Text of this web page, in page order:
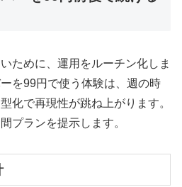
ために、運用をルーチン化しま
を99円で使う体験は、週の時
化で再現性が跳ね上がります。
プランを提示します。